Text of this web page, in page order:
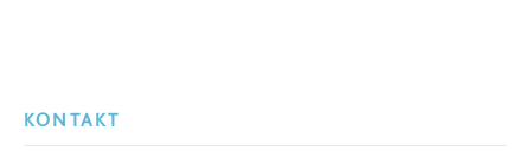
KONTAKT